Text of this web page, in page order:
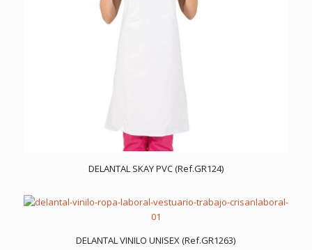
DELANTAL SKAY PVC (Ref.GR124)
DELANTAL VINILO UNISEX (Ref.GR1263)